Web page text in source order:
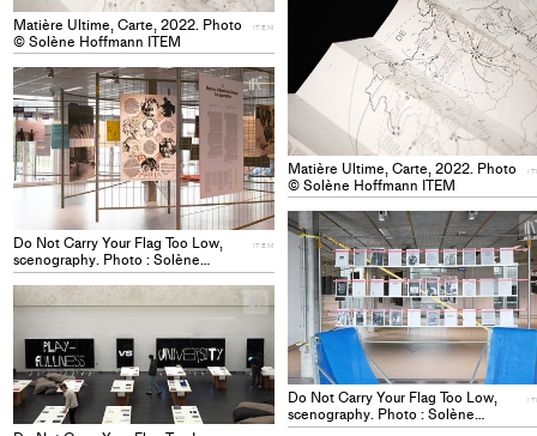
Matière Ultime, Carte, 2022. Photo
© Solène Hoffmann ITEM
ITEM
Matière Ultime, Carte, 2022. Photo
© Solène Hoffmann ITEM
Do Not Carry Your Flag Too Low,
scenography. Photo : Solène
Hoffmann ITEM
ITEM
+
Add
project
to
collections
Do Not Carry Your Flag Too Low,
scenography. Photo : Solène
+
Add
project
to
collections